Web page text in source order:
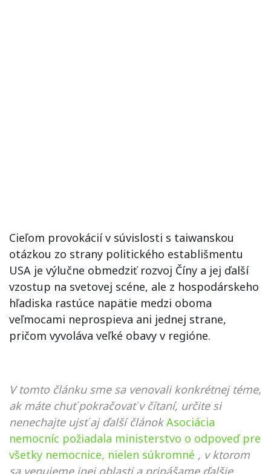
Cieľom provokácií v súvislosti s taiwanskou
otázkou zo strany politického establišmentu
USA je výlučne obmedziť rozvoj Číny a jej ďalší
vzostup na svetovej scéne, ale z hospodárskeho
hľadiska rastúce napätie medzi oboma
veľmocami neprospieva ani jednej strane,
pričom vyvoláva veľké obavy v regióne.
V tomto článku sme sa venovali konkrétnej téme,
ak máte chuť pokračovať v čítaní, určite si
nenechajte ujsť aj ďalší článok Asociácia
nemocníc požiadala ministerstvo o odpoveď pre
všetky nemocnice, nielen súkromné , v ktorom
sa venujeme inej oblasti a prinášame ďalšie